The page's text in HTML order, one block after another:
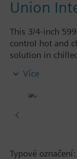
Union
This 3/4-inch
control hot and
solution in
Source A = 2.9
handle for
Více
Typové označení: